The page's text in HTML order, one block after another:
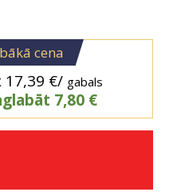
cena
17,39 €/ gabals
7,80 €